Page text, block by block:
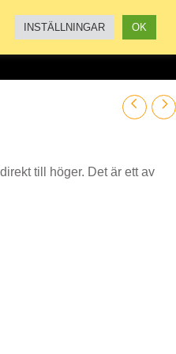
IMPRESSUM
till höger. Det är ett av
INSTÄLLNINGAR OK